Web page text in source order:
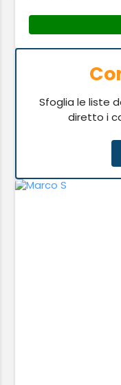
Sfoglia le liste
diretto i